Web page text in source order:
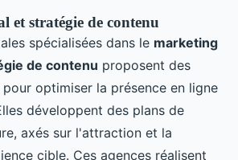
et stratégie de contenu
spécialisées dans le marketing
de contenu proposent des
optimiser la présence en ligne
développent des plans de
axés sur l'attraction et la
cible. Ces agences réalisent